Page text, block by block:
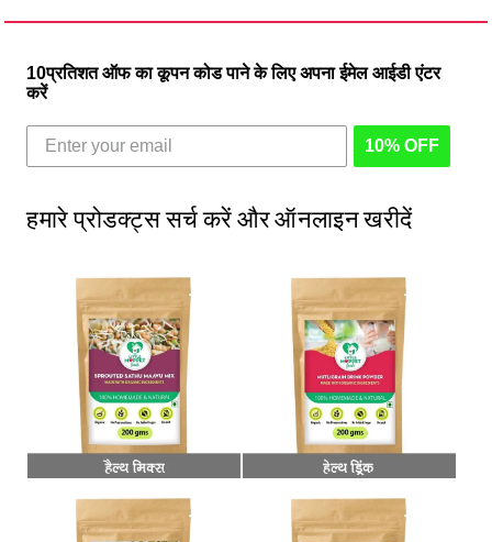
10प्रतिशत ऑफ का कूपन कोड पाने के लिए अपना ईमेल आईडी एंटर
करें
10% OFF
हमारे प्रोडक्ट्स सर्च करें और ऑनलाइन खरीदें